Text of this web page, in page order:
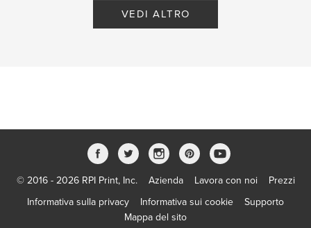
VEDI ALTRO
© 2016 - 2026 RPI Print, Inc. Azienda Lavora con noi
Prezzi
Informativa sulla privacy
Informativa sui cookie
Supporto
Mappa del sito